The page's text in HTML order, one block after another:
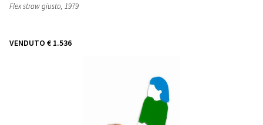
Flex straw giusto, 1979
VENDUTO € 1.536